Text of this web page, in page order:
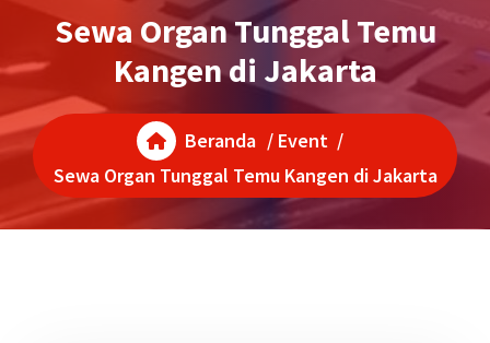
Sewa Organ Tunggal Temu
Kangen di Jakarta
Beranda / Event /
Sewa Organ Tunggal Temu Kangen di Jakarta